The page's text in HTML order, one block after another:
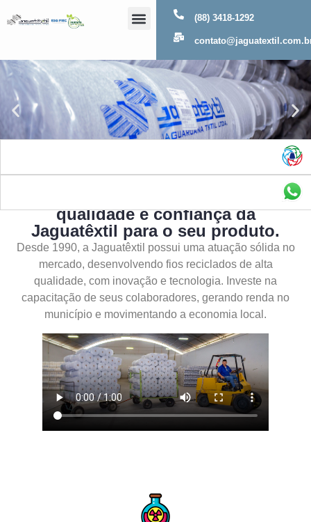
(88) 3418-1292
qualidade e confiança da
Jaguatêxtil para o seu produto.
Desde 1990, a Jaguatêxtil possui uma atuação sólida no
mercado, desenvolvendo fios reciclados de alta
qualidade, com inovação e tecnologia. Investe na
capacitação de seus colaboradores, gerando renda no
município e movimentando a economia local.